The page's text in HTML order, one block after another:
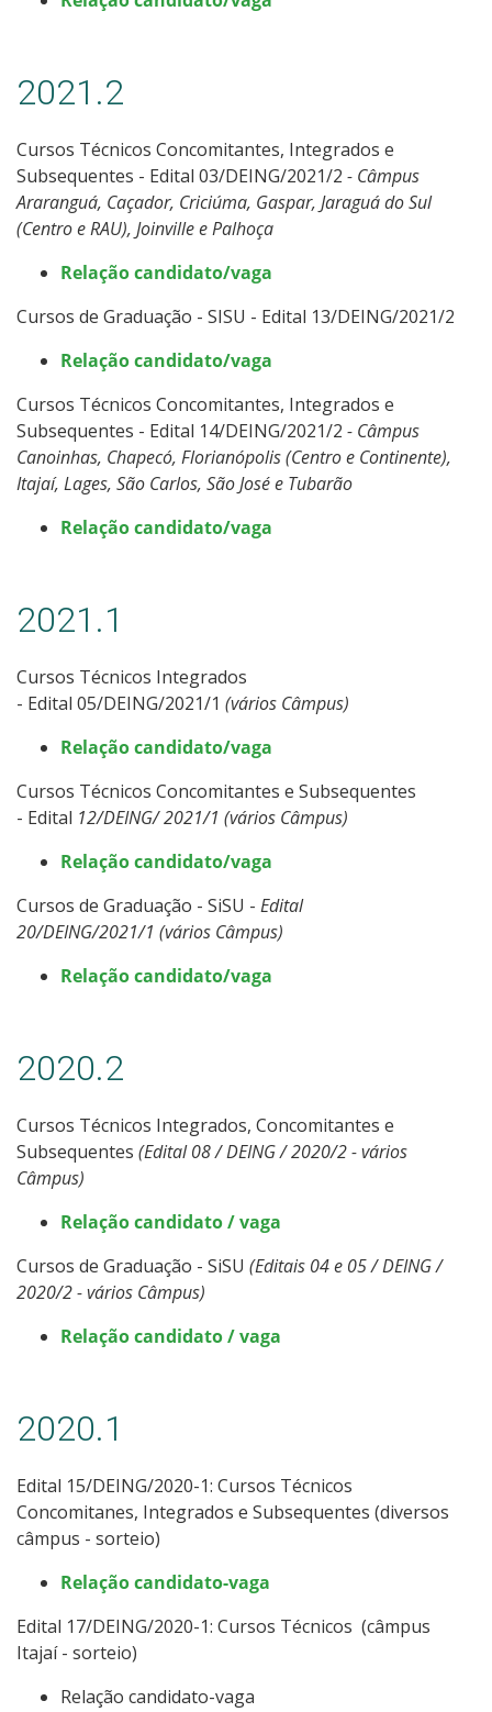
2021.2
Cursos Técnicos Concomitantes, Integrados e
Subsequentes - Edital 03/DEING/2021/2 - Câmpus
Araranguá, Caçador, Criciúma, Gaspar, Jaraguá do Sul
(Centro e RAU), Joinville e Palhoça
Relação candidato/vaga
Cursos de Graduação - SISU - Edital 13/DEING/2021/2
Relação candidato/vaga
Cursos Técnicos Concomitantes, Integrados e
Subsequentes - Edital 14/DEING/2021/2 - Câmpus
Canoinhas, Chapecó, Florianópolis (Centro e Continente),
Itajaí, Lages, São Carlos, São José e Tubarão
Relação candidato/vaga
2021.1
Cursos Técnicos Integrados
- Edital 05/DEING/2021/1 (vários Câmpus)
Relação candidato/vaga
Cursos Técnicos Concomitantes e Subsequentes
- Edital 12/DEING/ 2021/1 (vários Câmpus)
Relação candidato/vaga
Cursos de Graduação - SiSU - Edital
20/DEING/2021/1 (vários Câmpus)
Relação candidato/vaga
2020.2
Cursos Técnicos Integrados, Concomitantes e
Subsequentes (Edital 08 / DEING / 2020/2 - vários
Câmpus)
Relação candidato / vaga
Cursos de Graduação - SiSU (Editais 04 e 05 / DEING /
2020/2 - vários Câmpus)
Relação candidato / vaga
2020.1
Edital 15/DEING/2020-1: Cursos Técnicos
Concomitanes, Integrados e Subsequentes (diversos
câmpus - sorteio)
Relação candidato-vaga
Edital 17/DEING/2020-1: Cursos Técnicos (câmpus
Itajaí - sorteio)
Relação candidato-vaga